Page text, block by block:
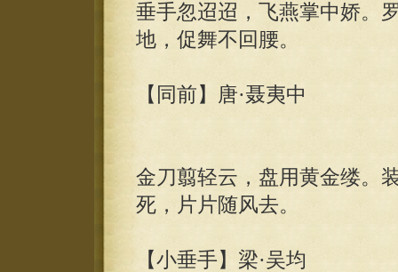
垂手忽迢迢，飞燕掌中娇。
地，促舞不回腰。
【同前】唐·聂夷中
金刀翦轻云，盘用黄金缕。
死，片片随风去。
【小垂手】梁·吴均